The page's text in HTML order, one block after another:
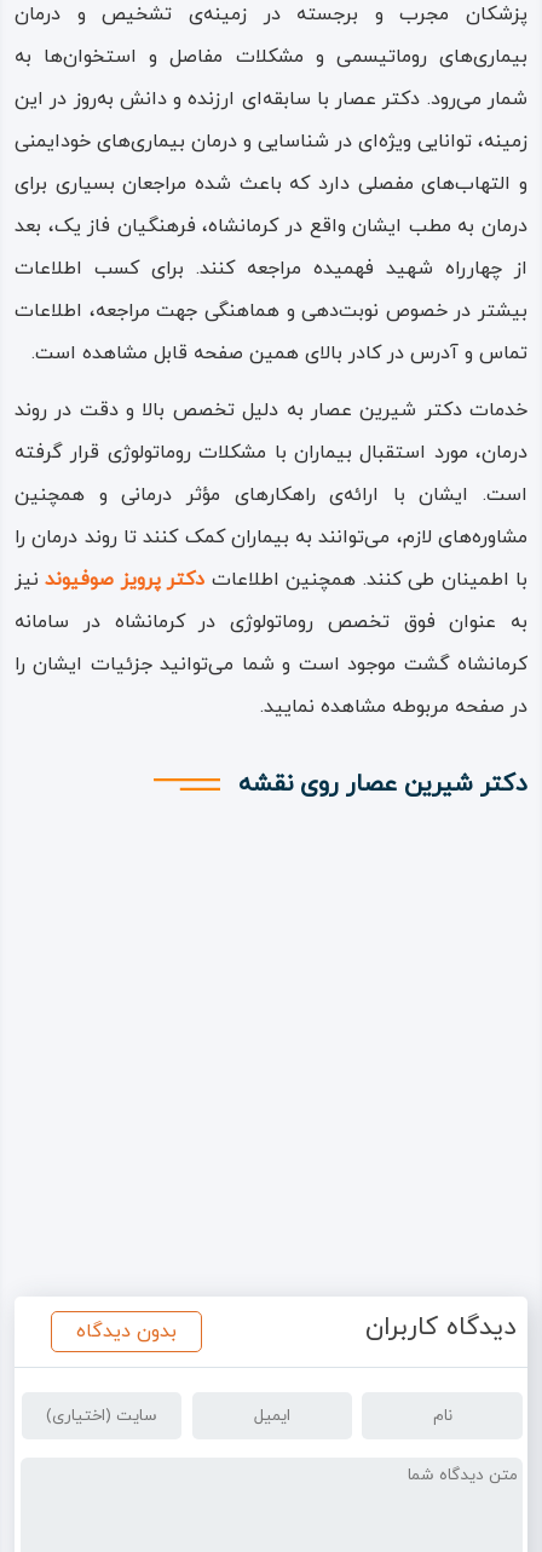
پزشکان مجرب و برجسته در زمینه‌ی تشخیص و درمان
بیماری‌های روماتیسمی و مشکلات مفاصل و استخوان‌ها به
شمار می‌رود. دکتر عصار با سابقه‌ای ارزنده و دانش به‌روز در این
زمینه، توانایی ویژه‌ای در شناسایی و درمان بیماری‌های خودایمنی
و التهاب‌های مفصلی دارد که باعث شده مراجعان بسیاری برای
درمان به مطب ایشان واقع در کرمانشاه، فرهنگیان فاز یک، بعد
از چهارراه شهید فهمیده مراجعه کنند. برای کسب اطلاعات
بیشتر در خصوص نوبت‌دهی و هماهنگی جهت مراجعه، اطلاعات
تماس و آدرس در کادر بالای همین صفحه قابل مشاهده است.
خدمات دکتر شیرین عصار به دلیل تخصص بالا و دقت در روند
درمان، مورد استقبال بیماران با مشکلات روماتولوژی قرار گرفته
است. ایشان با ارائه‌ی راهکارهای مؤثر درمانی و همچنین
مشاوره‌های لازم، می‌توانند به بیماران کمک کنند تا روند درمان را
با اطمینان طی کنند. همچنین اطلاعات دکتر پرویز صوفیوندنیز
به عنوان فوق تخصص روماتولوژی در کرمانشاه در سامانه
کرمانشاه گشت موجود است و شما می‌توانید جزئیات ایشان را
در صفحه مربوطه مشاهده نمایید.
دکتر شیرین عصار روی نقشه
دیدگاه کاربران بدون دیدگاه